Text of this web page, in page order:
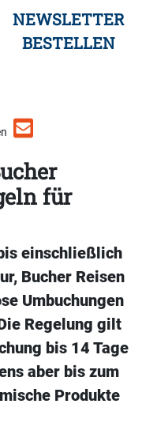
NEWSLETTER
BESTELLEN
für
einschließlich
Bucher Reisen
Umbuchungen
Regelung gilt
bis 14 Tage
aber bis zum
Produkte